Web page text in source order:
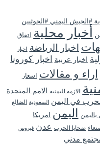
#الجيش اليمني #الحوثيين
أخبار محلية
اتفاق
اخبار الرياضة اخبار
اخبار عربية اخبار كورونا
اراء و مقالات اسعار
الازمه اليمنيه الامم المتحدة
في اليمن السعودية الضالع
باليمن اليمن امريكا
ضحايا الحرب عدن فيروس
مدني